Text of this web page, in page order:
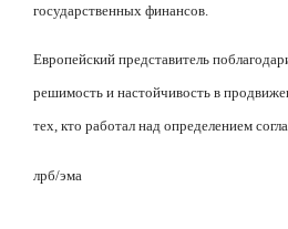
государственных финансов.
Европейский представитель
решимость и настойчивость в
тех, кто работал над определением
лрб/эма